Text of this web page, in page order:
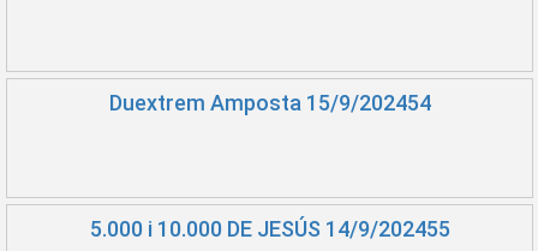
Duextrem Amposta 15/9/202454
5.000 i 10.000 DE JESÚS 14/9/202455